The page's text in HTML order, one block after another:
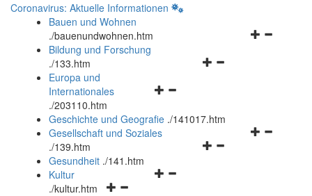
Coronavirus: Aktuelle Informationen
Bauen und Wohnen
./bauenundwohnen.htm
Navigationsmenü
Bildung und Forschung
./133.htm
Navigationsmenü
und
schließen
Europa und
Internationales
./203110.htm
Geschichte und Geografie ./141017.htm
Navigationsmenü
Gesellschaft und Soziales
./139.htm
Navigationsmenü
Gesundheit ./141.htm
Navigationsmenü
Kultur
./kultur.htm